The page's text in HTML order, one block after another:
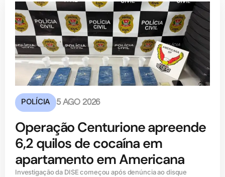
POLÍCIA 5 AGO 2026
Operação Centurione apreende
6,2 quilos de cocaína em
apartamento em Americana
Investigação da DISE começou após denúncia ao disque